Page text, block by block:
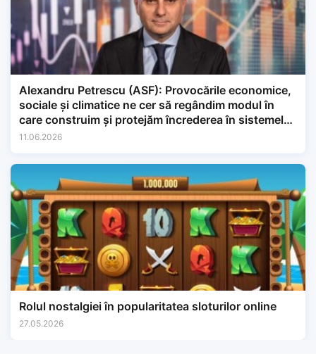
Alexandru Petrescu (ASF): Provocările economice,
sociale și climatice ne cer să regândim modul în
care construim și protejăm încrederea în sistemele
financiare.
11.06.2026
Rolul nostalgiei în popularitatea sloturilor online
27.05.2026